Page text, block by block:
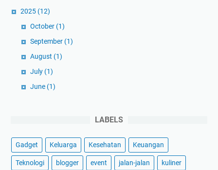
2025 (12)
October (1)
September (1)
August (1)
July (1)
June (1)
February(1)
January(1)
LABELS
Gadget Keluarga Kesehatan Keuangan
Teknologi blogger event jalan-jalan kuliner